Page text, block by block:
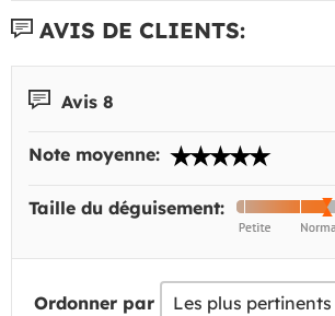
AVIS DE CLIENTS:
Avis 8
Note moyenne:
Taille du déguisement:
Ordonner par